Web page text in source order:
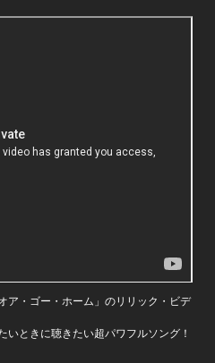
ア・ゴー・ホーム」のリリック・ビデ
いときに聴きたい超パワフルソング！